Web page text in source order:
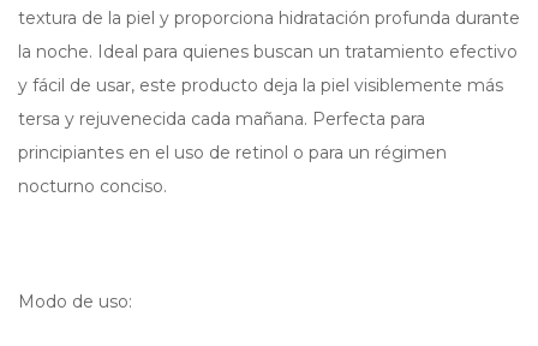
textura de la piel y proporciona hidratación profunda durante
la noche. Ideal para quienes buscan un tratamiento efectivo
y fácil de usar, este producto deja la piel visiblemente más
tersa y rejuvenecida cada mañana. Perfecta para
principiantes en el uso de retinol o para un régimen
nocturno conciso.
Modo de uso: